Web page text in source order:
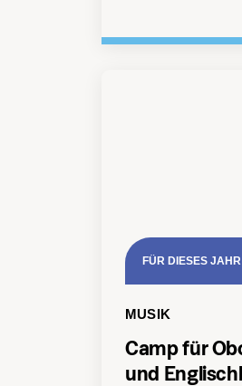
FÜR DIESES
MUSIK
Camp für
und